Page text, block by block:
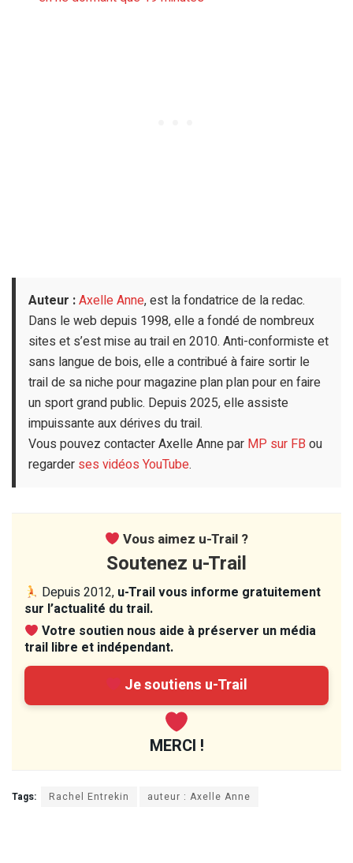
Auteur :Axelle Anne, est la fondatrice de la redac.
Dans le web depuis 1998, elle a fondé de nombreux
sites et s’est mise au trail en 2010. Anti-conformiste et
sans langue de bois, elle a contribué à faire sortir le
trail de sa niche pour magazine plan plan pour en faire
un sport grand public. Depuis 2025, elle assiste
impuissante aux dérives du trail.
Vous pouvez contacter Axelle Anne par MP sur FB ou
regarder ses vidéos YouTube.
Vous aimez u-Trail ?
Soutenez u-Trail
Depuis 2012, u-Trail vous informe gratuitement
sur l’actualité du trail.
Votre soutien nous aide à préserver un média
trail libre et indépendant.
Je soutiens u-Trail
MERCI !
Tags: Rachel Entrekin auteur : Axelle Anne